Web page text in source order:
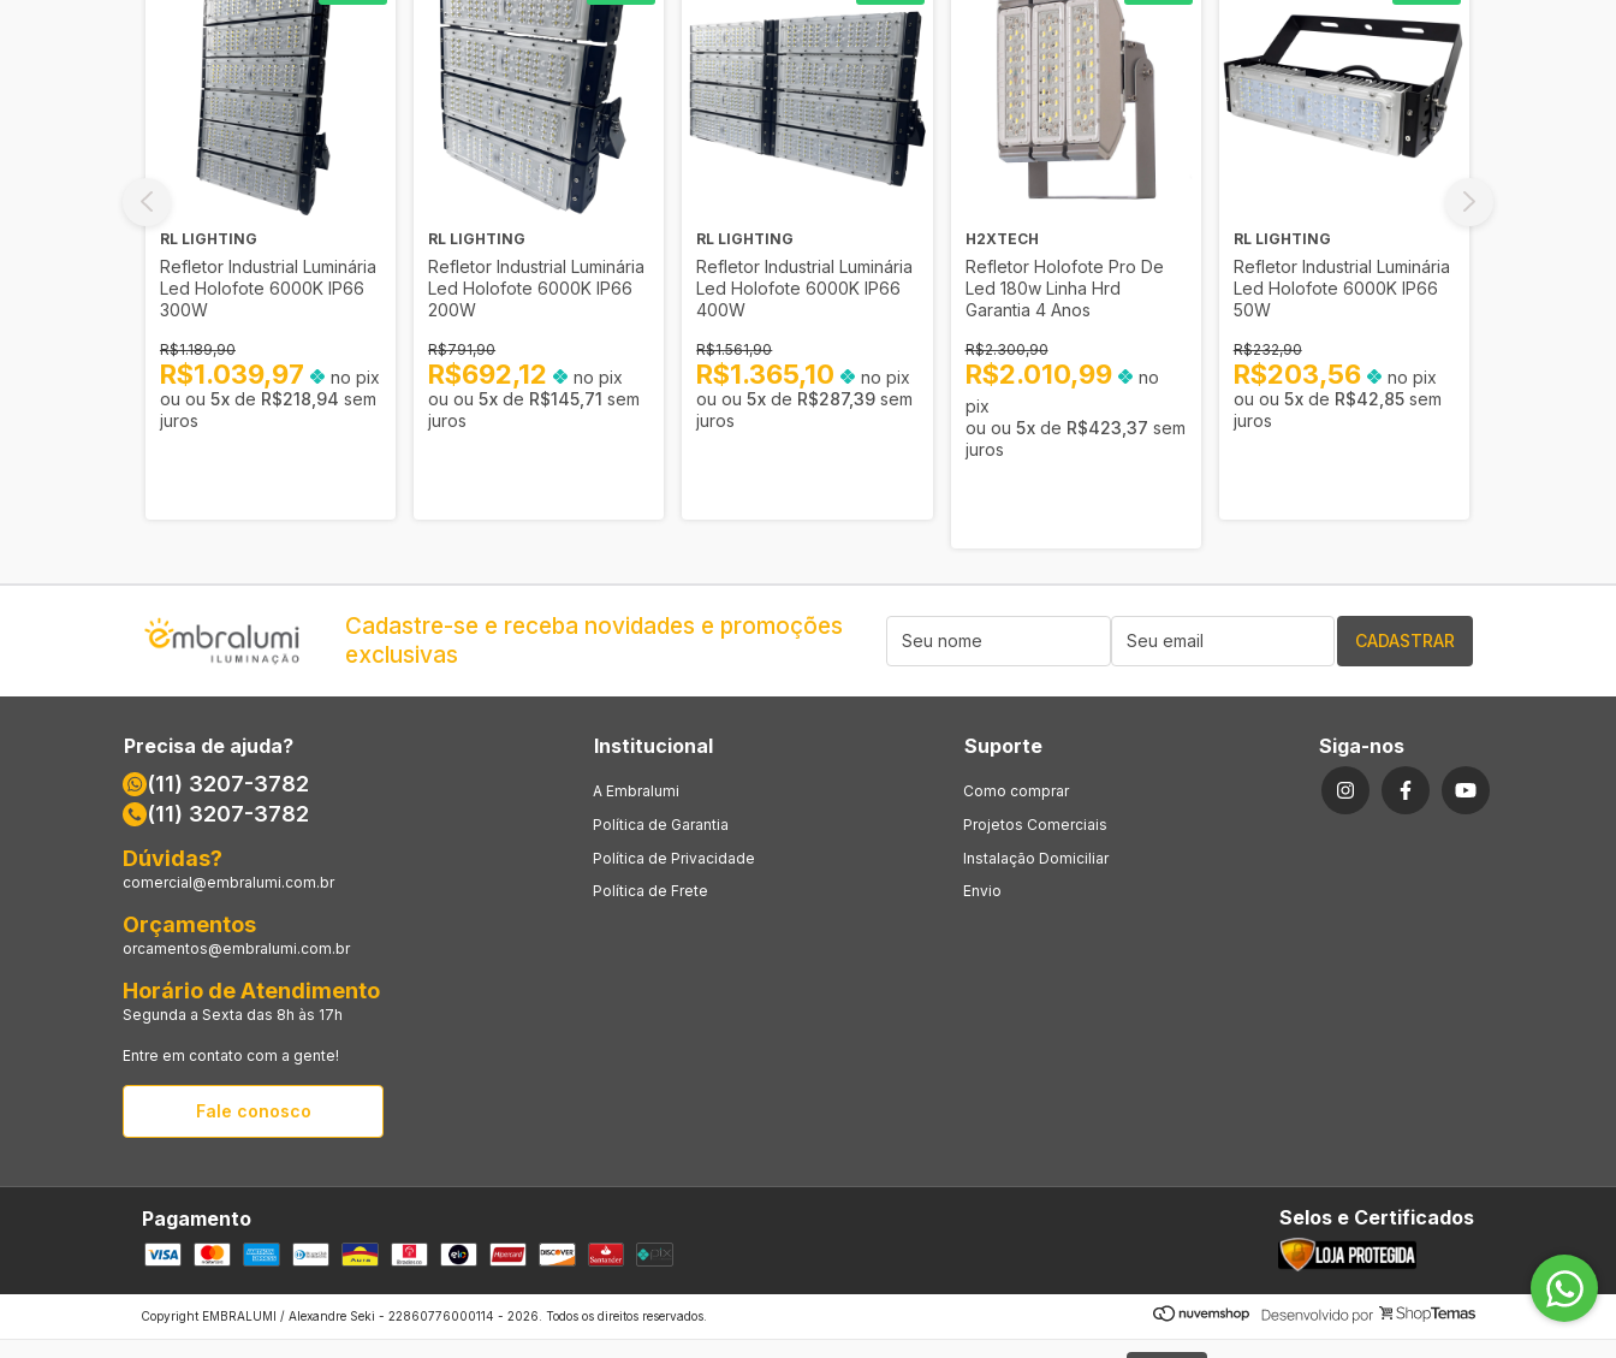
RL LIGHTING
Refletor Industrial Luminária
Led Holofote 6000K IP66
300W
R$1.189,90
R$1.039,97
no pix
5x de R$218,94 sem
juros
RL LIGHTING
Refletor Industrial Luminária
Led Holofote 6000K IP66
200W
R$791,90
R$692,12
no pix
5xde R$145,71 sem
juros
RL LIGHTING
Refletor Industrial Luminária
Led Holofote 6000K IP66
400W
R$1.561,90
R$1.365,10
no pix
5xde R$287,39 sem
juros
H2XTECH
Refletor Holofote Pro De
Led 180w Linha Hrd
Garantia 4 Anos
R$2.300,90
R$2.010,99
no
pix
5x de R$423,37 sem
juros
RL LIGHTING
Refletor Industrial Luminária
Led Holofote 6000K IP66
50W
R$232,90
R$203,56
no pix
5x de R$42,85 sem
juros
Cadastre-se e receba novidades e promoções
exclusivas
Precisa de ajuda?
(11) 3207-3782
(11) 3207-3782
Dúvidas?
comercial@embralumi.com.br
Orçamentos
orcamentos@embralumi.com.br
Horário de Atendimento
Segunda a Sexta das 8h às 17h
Entre em contato com a gente!
Fale conosco
Institucional
A Embralumi
Política de Garantia
Política de Privacidade
Política de Frete
Suporte
Como comprar
Projetos Comerciais
Instalação Domiciliar
Envio
Siga-nos
Pagamento Selos e Certificados
Copyright EMBRALUMI / Alexandre Seki - 22860776000114 - 2026. Todos os direitos reservados.